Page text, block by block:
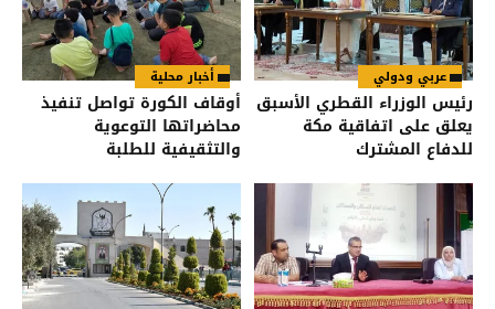
عربي ودولي
رئيس الوزراء القطري الأسبق
يعلق على اتفاقية مكة
للدفاع المشترك
أخبار محلية
أوقاف الكورة تواصل تنفيذ
محاضراتها التوعوية
والتثقيفية للطلبة